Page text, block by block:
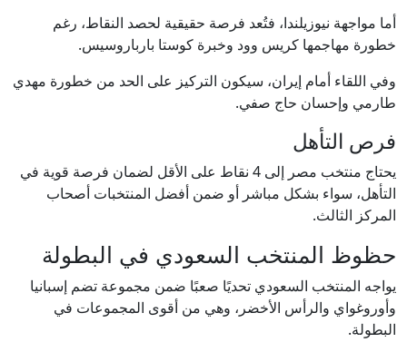
أما مواجهة نيوزيلندا، فتُعد فرصة حقيقية لحصد النقاط، رغم
خطورة مهاجمها كريس وود وخبرة كوستا بارباروسيس.
وفي اللقاء أمام إيران، سيكون التركيز على الحد من خطورة مهدي
طارمي وإحسان حاج صفي.
فرص التأهل
يحتاج منتخب مصر إلى 4 نقاط على الأقل لضمان فرصة قوية في
التأهل، سواء بشكل مباشر أو ضمن أفضل المنتخبات أصحاب
المركز الثالث.
حظوظ المنتخب السعودي في البطولة
يواجه المنتخب السعودي تحديًا صعبًا ضمن مجموعة تضم إسبانيا
وأوروغواي والرأس الأخضر، وهي من أقوى المجموعات في
البطولة.